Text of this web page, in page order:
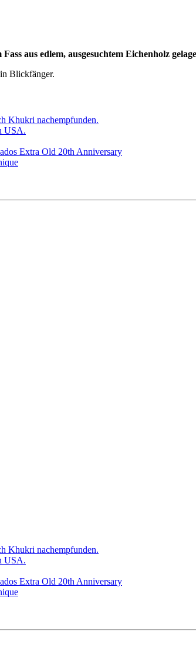
aus edlem, ausgesuchtem Eichenholz
Blickfänger.
Khukri nachempfunden.
USA.
Extra Old 20th Anniversary
Khukri nachempfunden.
USA.
Extra Old 20th Anniversary